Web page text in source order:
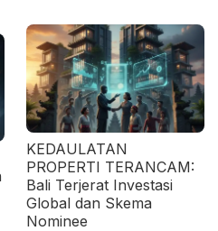
KEDAULATAN
PROPERTI TERANCAM:
Bali Terjerat Investasi
Global dan Skema
Nominee